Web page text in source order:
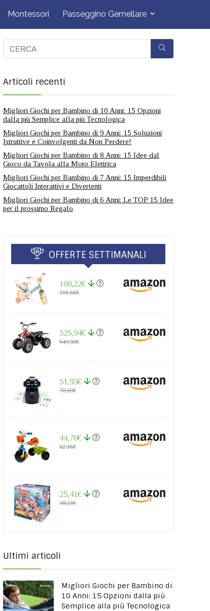
Montessori Passeggino Gemellare
Articoli recenti
Migliori Giochi per Bambino di 10 Anni: 15 Opzioni
dalla più Semplice alla più Tecnologica
Migliori Giochi per Bambino di 9 Anni: 15 Soluzioni
Istruttive e Coinvolgenti da Non Perdere!
Migliori Giochi per Bambino di 8 Anni: 15 Idee dal
Gioco da Tavola alla Moto Elettrica
Migliori Giochi per Bambino di 7 Anni: 15 Imperdibili
Giocattoli Interattivi e Divertenti
Migliori Giochi per Bambino di 6 Anni: Le TOP 15 Idee
per il prossimo Regalo
OFFERTE SETTIMANALI
160,22€
191,66€
525,94€
549,90€
51,93€
70,69€
44,70€
62,36€
25,41€
38,23€
Ultimi articoli
Migliori Giochi per Bambino di
10 Anni: 15 Opzioni dalla più
Semplice alla più Tecnologica